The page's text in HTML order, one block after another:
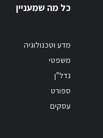
כל מה שמעניין
מדע וטכנולוגיה
משפטי
נדל"ן
ספורט
עסקים